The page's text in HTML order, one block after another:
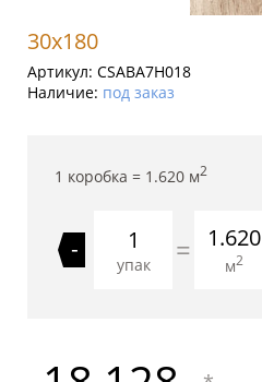
30x180
Артикул: CSABA7H018
Наличие: под заказ
1 коробка = 1.620 м2
-
упак = 1.620
м2